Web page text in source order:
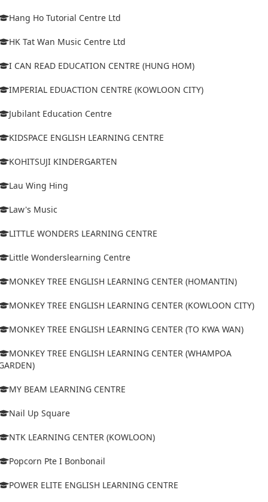
Hang Ho Tutorial Centre Ltd
HK Tat Wan Music Centre Ltd
I CAN READ EDUCATION CENTRE (HUNG HOM)
IMPERIAL EDUACTION CENTRE (KOWLOON CITY)
Jubilant Education Centre
KIDSPACE ENGLISH LEARNING CENTRE
KOHITSUJI KINDERGARTEN
Lau Wing Hing
Law's Music
LITTLE WONDERS LEARNING CENTRE
Little Wonderslearning Centre
MONKEY TREE ENGLISH LEARNING CENTER (HOMANTIN)
MONKEY TREE ENGLISH LEARNING CENTER (KOWLOON CITY)
MONKEY TREE ENGLISH LEARNING CENTER (TO KWA WAN)
MONKEY TREE ENGLISH LEARNING CENTER (WHAMPOA
MY BEAM LEARNING CENTRE
Nail Up Square
NTK LEARNING CENTER (KOWLOON)
Popcorn Pte I Bonbonail
POWER ELITE ENGLISH LEARNING CENTRE